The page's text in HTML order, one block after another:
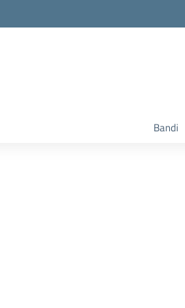
Bandi